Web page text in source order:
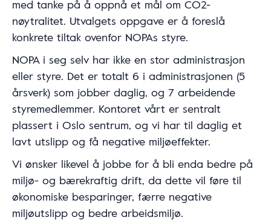
med tanke på å oppnå et mål om CO2-
nøytralitet. Utvalgets oppgave er å foreslå
konkrete tiltak ovenfor NOPAs styre.
NOPA i seg selv har ikke en stor administrasjon
eller styre. Det er totalt 6 i administrasjonen (5
årsverk) som jobber daglig, og 7 arbeidende
styremedlemmer. Kontoret vårt er sentralt
plassert i Oslo sentrum, og vi har til daglig et
lavt utslipp og få negative miljøeffekter.
Vi ønsker likevel å jobbe for å bli enda bedre på
miljø- og bærekraftig drift, da dette vil føre til
økonomiske besparinger, færre negative
miljøutslipp og bedre arbeidsmiljø.